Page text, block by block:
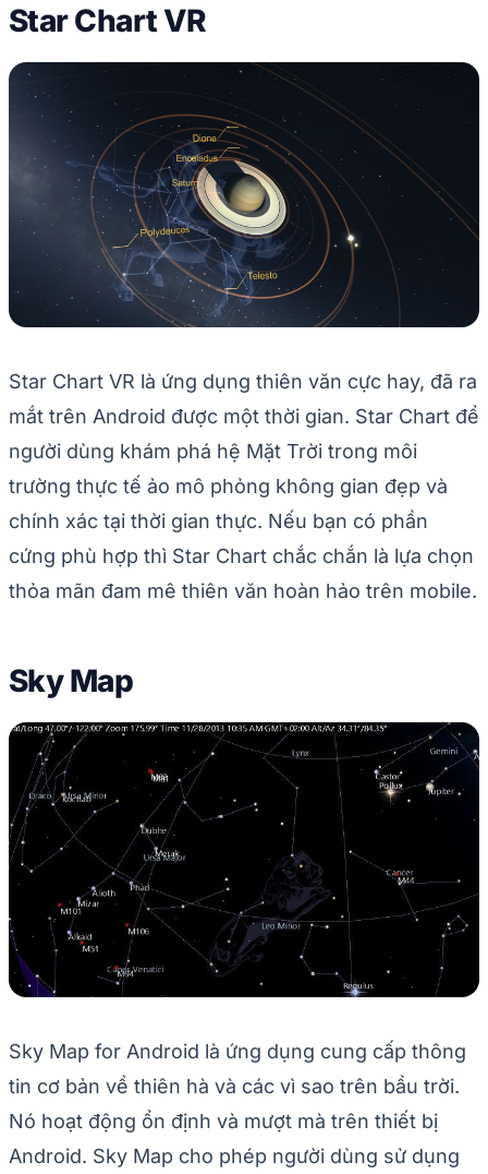
Star Chart VR
Star Chart VR là ứng dụng thiên văn cực hay, đã ra
mắt trên Android được một thời gian. Star Chart để
người dùng khám phá hệ Mặt Trời trong môi
trường thực tế ảo mô phỏng không gian đẹp và
chính xác tại thời gian thực. Nếu bạn có phần
cứng phù hợp thì Star Chart chắc chắn là lựa chọn
thỏa mãn đam mê thiên văn hoàn hảo trên mobile.
Sky Map
Sky Map for Android là ứng dụng cung cấp thông
tin cơ bản về thiên hà và các vì sao trên bầu trời.
Nó hoạt động ổn định và mượt mà trên thiết bị
Android. Sky Map cho phép người dùng sử dụng